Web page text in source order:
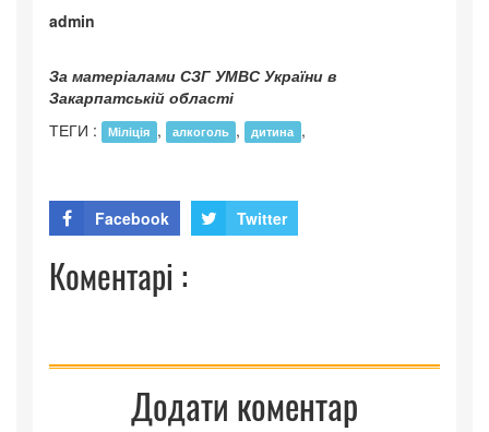
admin
За матеріалами СЗГ УМВС України в
Закарпатській області
ТЕГИ :
Міліція , алкоголь , дитина ,
Facebook Twitter
Коментарі :
Додати коментар